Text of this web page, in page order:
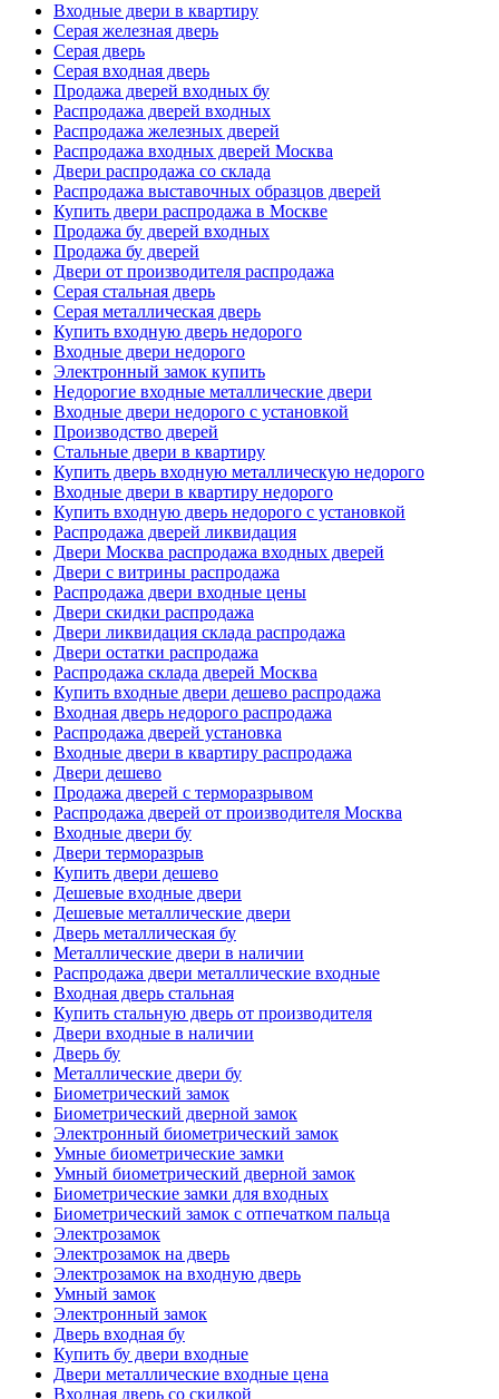
Входные двери в квартиру
Серая железная дверь
Серая дверь
Серая входная дверь
Продажа дверей входных бу
Распродажа дверей входных
Распродажа железных дверей
Распродажа входных дверей Москва
Двери распродажа со склада
Распродажа выставочных образцов дверей
Купить двери распродажа в Москве
Продажа бу дверей входных
Продажа бу дверей
Двери от производителя распродажа
Серая стальная дверь
Серая металлическая дверь
Купить входную дверь недорого
Входные двери недорого
Электронный замок купить
Недорогие входные металлические двери
Входные двери недорого с установкой
Производство дверей
Стальные двери в квартиру
Купить дверь входную металлическую недорого
Входные двери в квартиру недорого
Купить входную дверь недорого с установкой
Распродажа дверей ликвидация
Двери Москва распродажа входных дверей
Двери с витрины распродажа
Распродажа двери входные цены
Двери скидки распродажа
Двери ликвидация склада распродажа
Двери остатки распродажа
Распродажа склада дверей Москва
Купить входные двери дешево распродажа
Входная дверь недорого распродажа
Распродажа дверей установка
Входные двери в квартиру распродажа
Двери дешево
Продажа дверей с терморазрывом
Распродажа дверей от производителя Москва
Входные двери бу
Двери терморазрыв
Купить двери дешево
Дешевые входные двери
Дешевые металлические двери
Дверь металлическая бу
Металлические двери в наличии
Распродажа двери металлические входные
Входная дверь стальная
Купить стальную дверь от производителя
Двери входные в наличии
Дверь бу
Металлические двери бу
Биометрический замок
Биометрический дверной замок
Электронный биометрический замок
Умные биометрические замки
Умный биометрический дверной замок
Биометрические замки для входных
Биометрический замок с отпечатком пальца
Электрозамок
Электрозамок на дверь
Электрозамок на входную дверь
Умный замок
Электронный замок
Дверь входная бу
Купить бу двери входные
Двери металлические входные цена
Входная дверь со скидкой